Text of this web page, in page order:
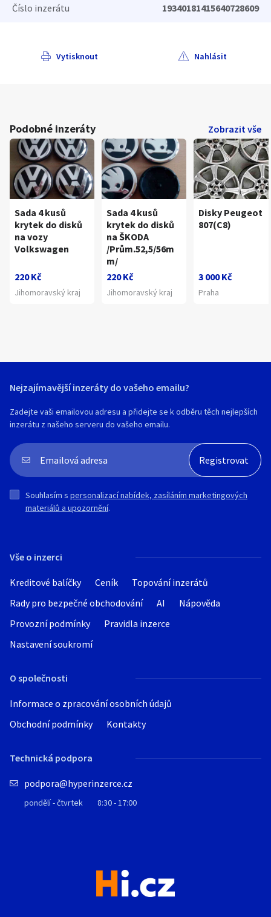
Číslo inzerátu 19340181415640728609
Vytisknout Nahlásit
Podobné inzeráty Zobrazit vše
Sada 4 kusů
krytek do disků
na vozy
Volkswagen
220 Kč
Jihomoravský kraj
Sada 4 kusů
krytek do disků
na ŠKODA
/Prům.52,5/56m
m/
220 Kč
Jihomoravský kraj
Disky Peugeot
807(C8)
3 000 Kč
Praha
Vše o inzerci
Kreditové balíčky Ceník
Topování inzerátů
Rady pro bezpečné obchodování
AI
Nápověda
Provozní podmínky
Pravidla inzerce
Nastavení soukromí
O společnosti
Informace o zpracování osobních údajů
Obchodní podmínky
Kontakty
Technická podpora
podpora@hyperinzerce.cz
pondělí - čtvrtek 8:30 - 17:00
Nejzajímavější inzeráty do vašeho emailu?
Zadejte vaši emailovou adresu a přidejte se k odběru těch nejlepších
inzerátu z našeho serveru do vašeho emailu.
Souhlasím s personalizací nabídek, zasíláním marketingových
materiálů a upozornění.